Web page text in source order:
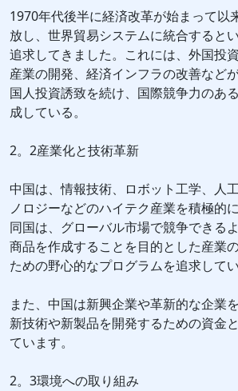
1970年代後半に経済改革が始まって以
放し、世界貿易システムに統合すると
追求してきました。これには、外国投
産業の開発、経済インフラの改善など
国人投資誘致を続け、国際競争力のあ
成している。
2。2産業化と技術革新
中国は、情報技術、ロボット工学、人
ノロジーなどのハイテク産業を積極的
同国は、グローバル市場で競争できる
商品を作成することを目的とした産業
ための野心的なプログラムを追求してい
また、中国は新興企業や革新的な企業
新技術や新製品を開発するための資金
ています。
2。3環境への取り組み